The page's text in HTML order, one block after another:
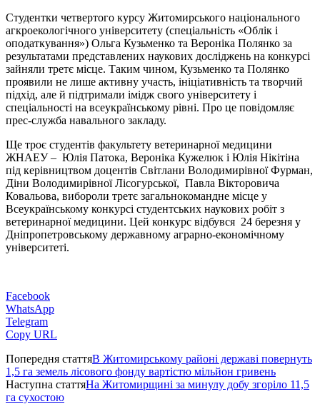
Студентки четвертого курсу Житомирського національного
агкроекологічного університету (спеціальність «Облік і
оподаткування») Ольга Кузьменко та Вероніка Полянко за
результатами представлених наукових досліджень на конкурсі
зайняли третє місце. Таким чином, Кузьменко та Полянко
проявили не лише активну участь, ініціативність та творчий
підхід, але й підтримали імідж свого університету і
спеціальності на всеукраїнському рівні. Про це повідомляє
прес-служба навального закладу.
Ще троє студентів факультету ветеринарної медицини
ЖНАЕУ – Юлія Патока, Вероніка Кужелюк і Юлія Нікітіна
під керівництвом доцентів Світлани Володимирівної Фурман,
Діни Володимирівної Лісогурської, Павла Вікторовича
Ковальова, вибороли третє загальнокомандне місце у
Всеукраїнському конкурсі студентських наукових робіт з
ветеринарної медицини. Цей конкурс відбувся 24 березня у
Дніпропетровському державному аграрно-економічному
університеті.
Facebook
WhatsApp
Telegram
Copy URL
Попередня статтяВ Житомирському районі державі повернуть
1,5 га земель лісового фонду вартістю мільйон гривень
Наступна статтяНа Житомирщині за минулу добу згоріло 11,5
га сухостою